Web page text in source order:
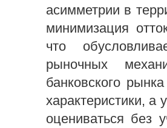
асимметрии в
минимизация
что
рыночных
банковского
характеристики, а
оцениваться без